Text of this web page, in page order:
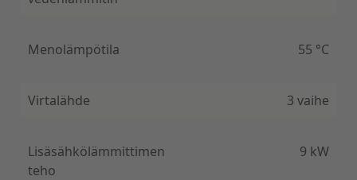
Menolämpötila 55 °C
Virtalähde 3 vaihe
Lisäsähkölämmittimen
teho
9 kW